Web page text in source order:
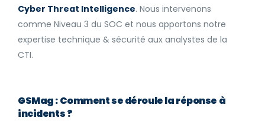
Cyber Threat Intelligence. Nous intervenons
comme Niveau 3 du SOC et nous apportons notre
expertise technique & sécurité aux analystes de la
CTI.
GSMag : Comment se déroule la réponse à
incidents ?